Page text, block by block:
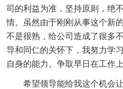
司的利益为准，坚持原则，绝
情。虽然由于刚刚从事这个新
不是很熟，给公司造成了很多
导和同仁的关怀下，我努力学
自身的能力。争取早日在工作
希望领导能给我这个机会